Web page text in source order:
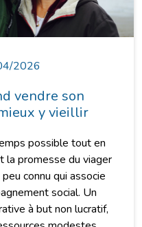
2026
vendre son
y vieillir
possible tout en
la promesse du viager
connu qui associe
social. Un
à but non lucratif,